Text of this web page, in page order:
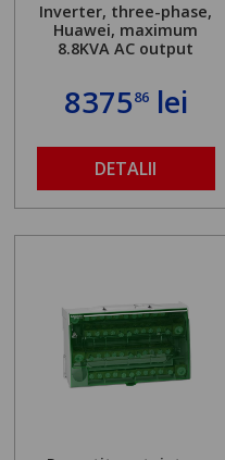
Inverter, three-phase,
Huawei, maximum
8.8KVA AC output
837586lei
DETALII